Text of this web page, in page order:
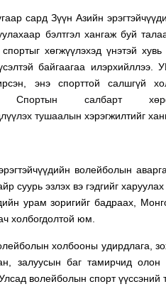
сард Зүүн Азийн
бэлтгэл хангаж буй
хөгжүүлэхэд үнэтэй
байгаагаа
энэ спорттой салшгүй
Спортын салбарт
тушаалын хэрэгжилтийг
волейболын
суурь эзлэх вэ гэдгийг харуулах
урам зоригийг бадраах,
холбогдолтой юм.
холбооны удирдлага,
залуусын баг тамирчид
волейболын спорт